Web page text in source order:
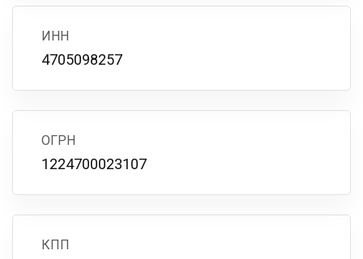
ИНН
4705098257
ОГРН
1224700023107
КПП